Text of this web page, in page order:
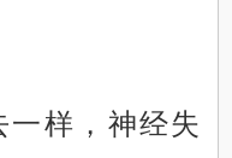
一样，神经失